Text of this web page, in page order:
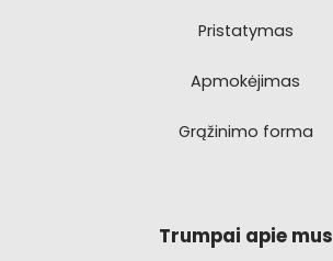
Pristatymas
Apmokėjimas
Grąžinimo forma
Trumpai apie mus